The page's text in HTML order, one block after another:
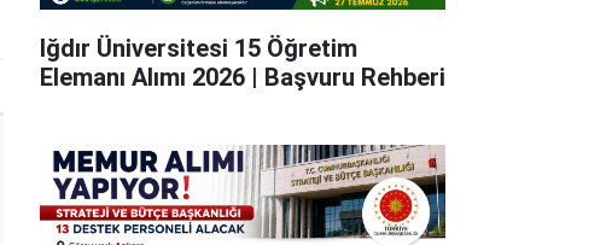
Iğdır Üniversitesi 15 Öğretim
Elemanı Alımı 2026 | Başvuru Rehberi